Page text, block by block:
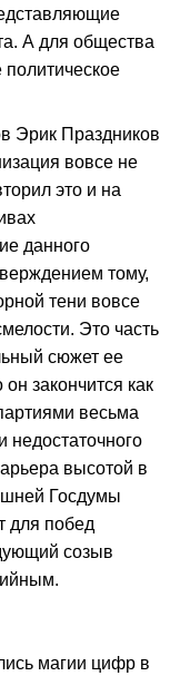
А для общества
Эрик Праздников
вовсе не
это и на
данного
тому,
тени вовсе
Это часть
сюжет ее
закончится как
весьма
недостаточного
высотой в
Госдумы
для побед
созыв
магии цифр в